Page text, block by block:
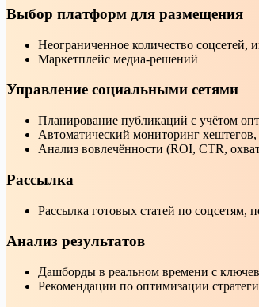
Выбор платформ для размещения
Неограниченное количество соцсетей,
Маркетплейс медиа-решений
Управление социальными сетями
Планирование публикаций с учётом
Автоматический мониторинг
Анализ вовлечённости (ROI, CTR,
Рассылка
Рассылка готовых статей по соцсетям,
Анализ результатов
Дашборды в реальном времени с
Рекомендации по оптимизации